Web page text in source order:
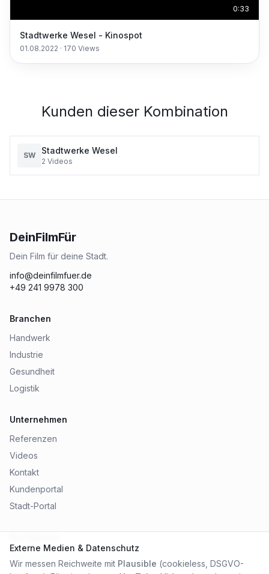
0:33
Stadtwerke Wesel - Kinospot
01.08.2022 · 170 Views
Kunden dieser Kombination
SW Stadtwerke Wesel
2 Videos
DeinFilmFür
Dein Film für deine Stadt.
info@deinfilmfuer.de
+49 241 9978 300
Branchen
Handwerk
Industrie
Gesundheit
Logistik
Unternehmen
Referenzen
Videos
Kontakt
Kundenportal
Stadt-Portal
Externe Medien & Datenschutz
Wir messen Reichweite mit Plausible (cookieless, DSGVO-